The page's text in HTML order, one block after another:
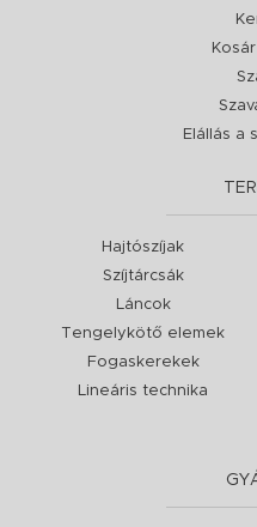
Elállás a
Hajtószíjak
Szíjtárcsák
Láncok
Tengelykötő elemek
Fogaskerekek
Lineáris technika